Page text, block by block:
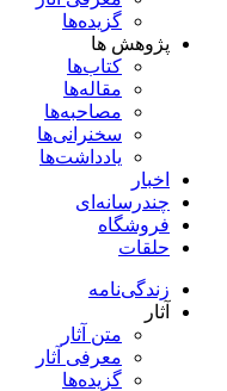
گزیده‌ها
پژوهش ها
کتاب‌ها
مقاله‌ها
مصاحبه‌ها
سخنرانی‌ها
یادداشت‌ها
اخبار
چندرسانه‌ای
فروشگاه
حلقات
زندگی‌نامه
آثار
متن آثار
معرفی آثار
گزیده‌ها